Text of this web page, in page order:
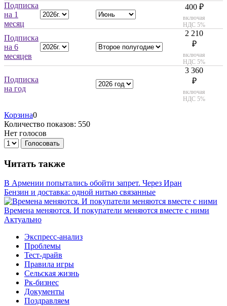
Подписка
на 1
месяц
400 ₽
включая
НДС 5%
Подписка
на 6
месяцев
2 210
₽
включая
НДС 5%
Подписка
на год
3 360
₽
включая
НДС 5%
Корзина0
Количество показов: 550
Нет голосов
Голосовать
Читать также
В Армении попытались обойти запрет. Через Иран
Бензин и доставка: одной нитью связанные
Времена меняются. И покупатели меняются вместе с ними
Актуально
Экспресс-анализ
Проблемы
Тест-драйв
Правила игры
Сельская жизнь
Рк-бизнес
Документы
Поздравляем